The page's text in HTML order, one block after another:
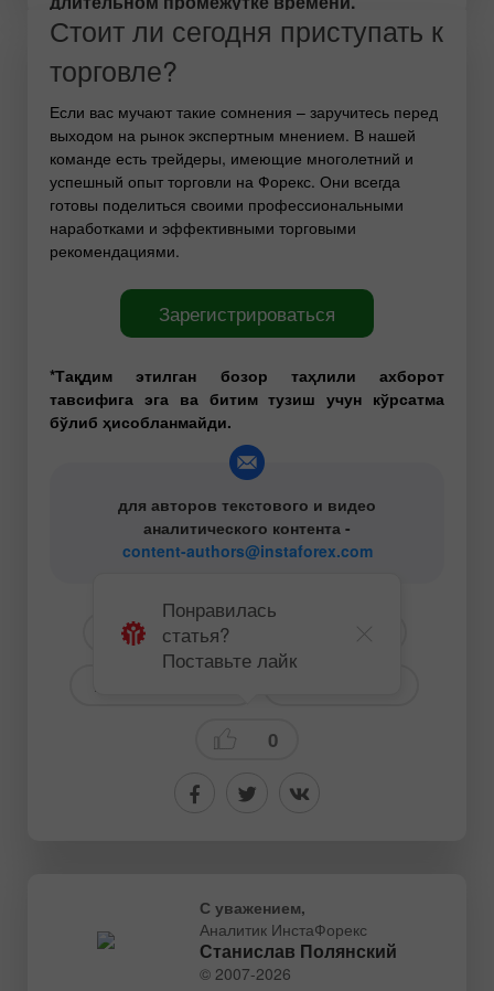
Стоит ли сегодня приступать к
торговле?
Если вас мучают такие сомнения – заручитесь перед
выходом на рынок экспертным мнением. В нашей
команде есть трейдеры, имеющие многолетний и
успешный опыт торговли на Форекс. Они всегда
готовы поделиться своими профессиональными
наработками и эффективными торговыми
рекомендациями.
Зарегистрироваться
*Тақдим этилган бозор таҳлили ахборот
тавсифига эга ва битим тузиш учун кўрсатма
бўлиб ҳисобланмайди.
для авторов текстового и видео
аналитического контента -
content-authors@instaforex.com
# GBP # USD # GBPUSD
0
Понравилась
статья?
Поставьте лайк
С уважением,
Аналитик ИнстаФорекс
Станислав Полянский
© 2007-2026